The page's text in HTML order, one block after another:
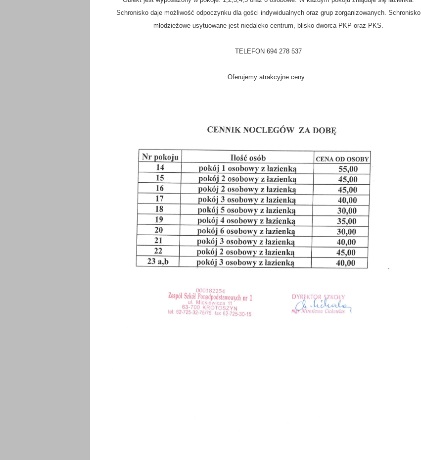
Schronisko daje możliwość odpoczynku dla gości indywidualnych oraz grup zorganizowanych. Schronisko
młodzieżowe usytuowane jest niedaleko centrum, blisko dworca PKP oraz PKS.
TELEFON 694 278 537
Oferujemy atrakcyjne ceny :